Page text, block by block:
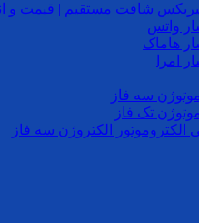
شافت مستقیم | قیمت و
واتس
هاماک
امرا
موتوژن سه فاز
تک فاز
الکتروموتور الکتروژن سه فاز